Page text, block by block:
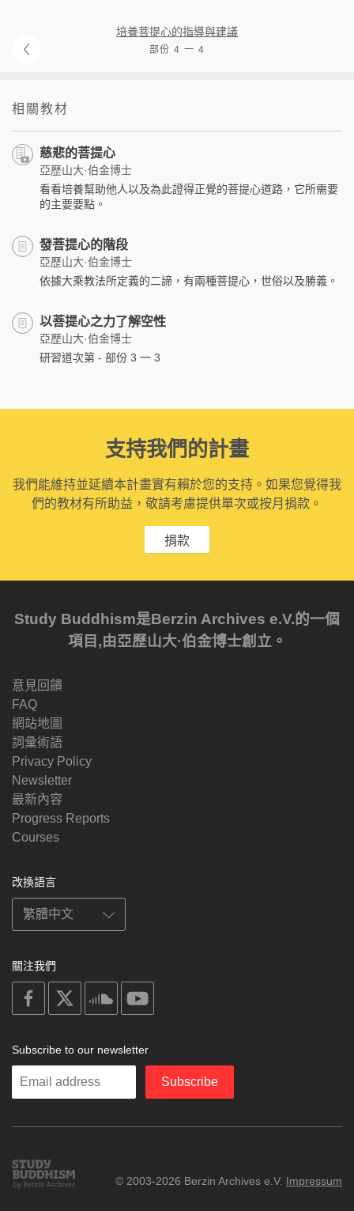
培養菩提心的指導與建議
部份 4 一 4
相關教材
慈悲的菩提心
亞歷山大·伯金博士
看看培養幫助他人以及為此證得正覺的菩提心道路，它所需要
的主要要點。
發菩提心的階段
亞歷山大·伯金博士
依據大乘教法所定義的二諦，有兩種菩提心，世俗以及勝義。
以菩提心之力了解空性
亞歷山大·伯金博士
研習道次第 - 部份 3 一 3
支持我們的計畫
我們能維持並延續本計畫實有賴於您的支持。如果您覺得我
們的教材有所助益，敬請考慮提供單次或按月捐款。
捐款
Study Buddhism是Berzin Archives e.V.的一個
項目,由亞歷山大·伯金博士創立。
意見回饋
FAQ
網站地圖
詞彙術語
Privacy Policy
Newsletter
最新內容
Progress Reports
Courses
改換語言
關注我們
on
facebook
soundcloud
Subscribe to our newsletter
Enter
Subscribe
Study
Buddhism
© 2003-2026 Berzin Archives e.V. Impressum